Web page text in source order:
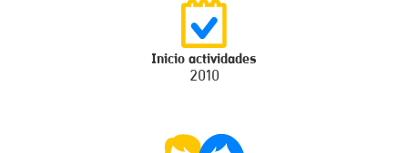
Inicio actividades
2010